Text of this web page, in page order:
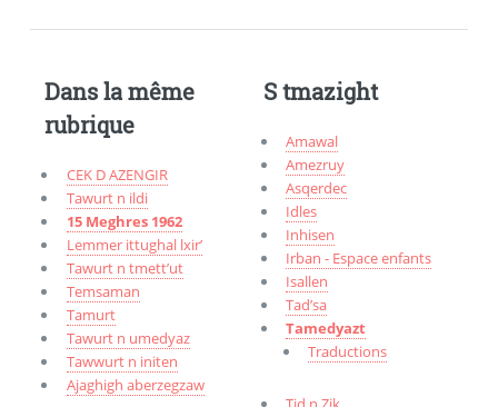
Dans la même
rubrique
CEK D AZENGIR
Tawurt n ildi
15 Meghres 1962
Lemmer ittughal lxir’
Tawurt n tmett’ut
Temsaman
Tamurt
Tawurt n umedyaz
Tawwurt n initen
Ajaghigh aberzegzaw
S tmazight
Amawal
Amezruy
Asqerdec
Idles
Inhisen
Irban - Espace enfants
Isallen
Tad’sa
Tamedyazt
Traductions